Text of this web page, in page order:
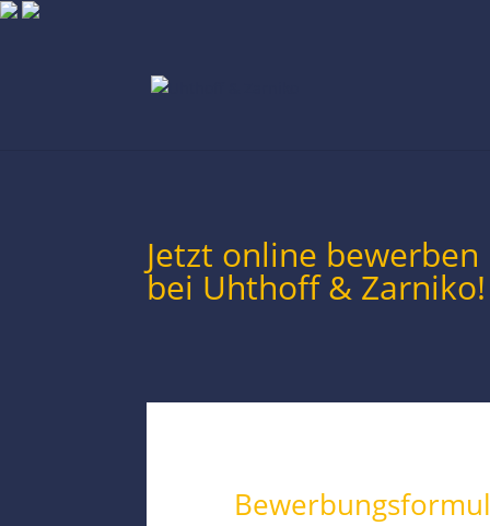
Jetzt online bewerben
bei Uhthoff & Zarniko!